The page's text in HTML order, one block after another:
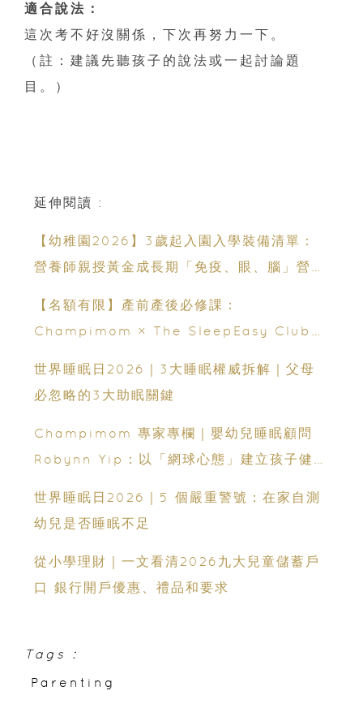
適合說法：
這次考不好沒關係，下次再努力一下。
（註：建議先聽孩子的說法或一起討論題
目。）
延伸閱讀 :
【幼稚園2026】3歲起入園入學裝備清單：
營養師親授黃金成長期「免疫、眼、腦」營養
【名額有限】產前產後必修課：
Champimom × The SleepEasy Club
世界睡眠日2026｜3大睡眠權威拆解｜父母
必忽略的3大助眠關鍵
Champimom 專家專欄｜嬰幼兒睡眠顧問
Robynn Yip：以「網球心態」建立孩子健康
世界睡眠日2026｜5 個嚴重警號：在家自測
幼兒是否睡眠不足
從小學理財｜一文看清2026九大兒童儲蓄戶
口 銀行開戶優惠、禮品和要求
Tags :
Parenting